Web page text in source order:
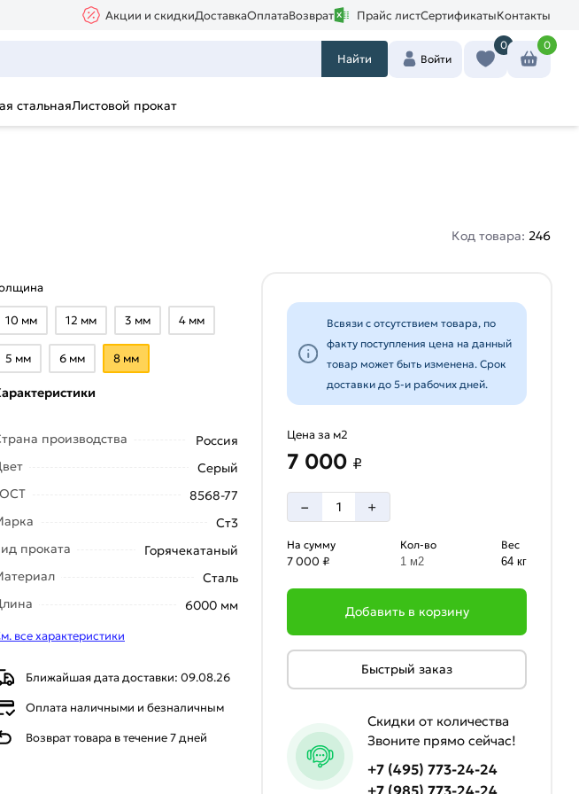
Акции и скидкиДоставкаОплатаВозврат Прайс листСертификатыКонтакты
Найти Войти
0 0
стальнаяЛистовой прокат
Код товара: 246
10 мм 12 мм 3 мм 4 мм
5 мм 6 мм 8 мм
производства
Россия
Серый
8568-77
Ст3
проката
Горячекатаный
Сталь
6000 мм
все характеристики
Ближайшая дата доставки: 09.08.26
Оплата наличными и безналичным
Возврат товара в течение 7 дней
Всвязи с отсутствием товара, по
факту поступления цена на данный
товар может быть изменена. Срок
доставки до 5-и рабочих дней.
Цена за м2
7 000 ₽
– +
На сумму
7 000 ₽
Кол-во
1 м2
Вес
64 кг
Добавить в корзину
Быстрый заказ
Скидки от количества
Звоните прямо сейчас!
+7 (495) 773-24-24
+7 (985) 773-24-24